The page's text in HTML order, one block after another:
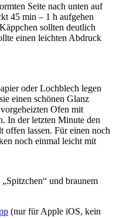
Seite nach unten auf
45 min – 1 h aufgehen
sollten deutlich
einen leichten Abdruck
oder Lochblech legen
einen schönen Glanz
Ofen mit
In der letzten Minute den
offen lassen. Für einen noch
noch einmal leicht mit
und braunem
(nur für Apple iOS, kein